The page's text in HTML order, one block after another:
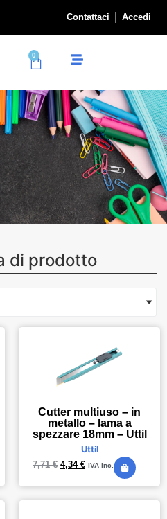
Contattaci Accedi
0
di prodotto
Cutter multiuso – in
metallo – lama a
spezzare 18mm – Uttil
Uttil
7,71€ 4,34 € IVA inc.